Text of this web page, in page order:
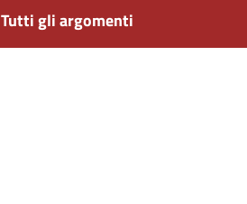
Tutti gli argomenti